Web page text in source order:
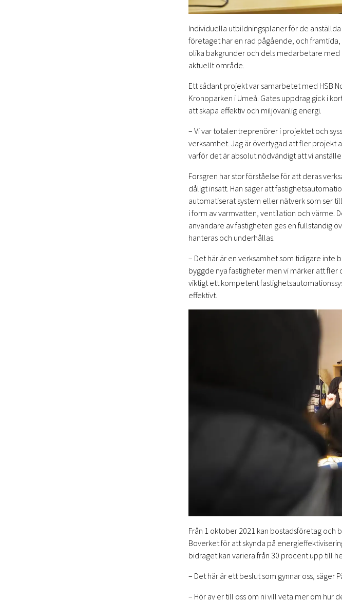
Individuella utbildningsplaner för de
företaget har en rad pågående, och
olika bakgrunder och dels medarbetare
aktuellt område.
Ett sådant projekt var samarbetet med HSB
Kronoparken i Umeå. Gates uppdrag gick i
att skapa effektiv och miljövänlig energi.
– Vi var totalentreprenörer i projektet och
verksamhet. Jag är övertygad att fler projekt
varför det är absolut nödvändigt att vi
Forsgren har stor förståelse för att deras
dåligt insatt. Han säger att
automatiserat system eller nätverk som ser
i form av varmvatten, ventilation och värme.
användare av fastigheten ges en fullständig
hanteras och underhållas.
– Det här är en verksamhet som tidigare inte
byggde nya fastigheter men vi märker att
viktigt ett kompetent
effektivt.
Från 1 oktober 2021 kan bostadsföretag och
Boverket för att skynda på
bidraget kan variera från 30 procent upp till
– Det här är ett beslut som gynnar oss, säger
– Hör av er till oss om ni vill veta mer om hur